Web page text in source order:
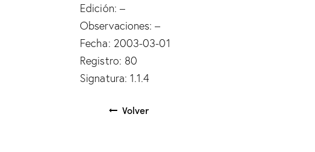
Edición: –
Observaciones: –
Fecha: 2003-03-01
Registro: 80
Signatura: 1.1.4
Volver